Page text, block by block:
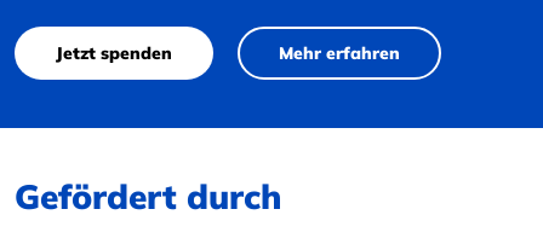
Jetzt spenden Mehr erfahren
Gefördert durch